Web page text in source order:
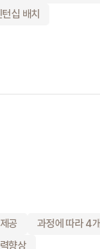
십 배치
공
과정에 따라 4
향상